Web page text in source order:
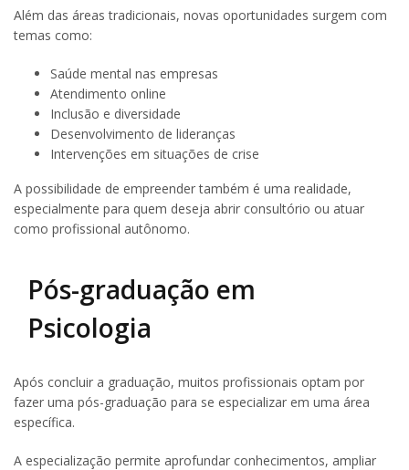
Além das áreas tradicionais, novas oportunidades surgem com
temas como:
Saúde mental nas empresas
Atendimento online
Inclusão e diversidade
Desenvolvimento de lideranças
Intervenções em situações de crise
A possibilidade de empreender também é uma realidade,
especialmente para quem deseja abrir consultório ou atuar
como profissional autônomo.
Pós-graduação em
Psicologia
Após concluir a graduação, muitos profissionais optam por
fazer uma pós-graduação para se especializar em uma área
específica.
A especialização permite aprofundar conhecimentos, ampliar